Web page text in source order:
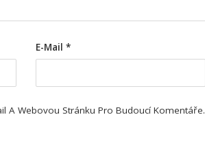
E-Mail*
A Webovou Stránku Pro Budoucí Komentáře.